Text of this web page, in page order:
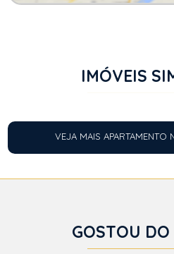
IMÓVEIS
VEJA MAIS APARTAMENTO
GOSTOU